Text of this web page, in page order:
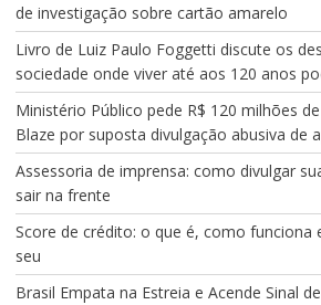
de investigação sobre cartão amarelo
Livro de Luiz Paulo Foggetti discute os
sociedade onde viver até aos 120 anos
Ministério Público pede R$ 120 milhões
Blaze por suposta divulgação abusiva de
Assessoria de imprensa: como divulgar
sair na frente
Score de crédito: o que é, como funciona
seu
Brasil Empata na Estreia e Acende Sinal